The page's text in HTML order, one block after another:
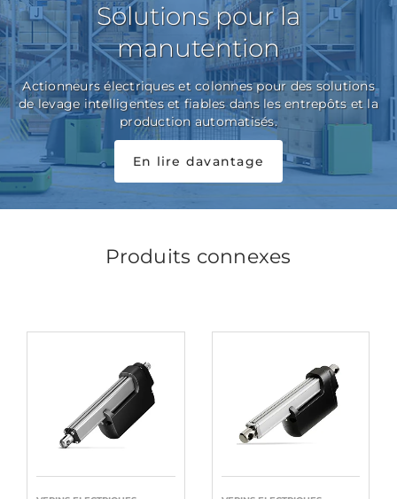
Solutions pour la
manutention
Actionneurs électriques et colonnes pour des solutions
de levage intelligentes et fiables dans les entrepôts et la
production automatisés.
En lire davantage
Produits connexes